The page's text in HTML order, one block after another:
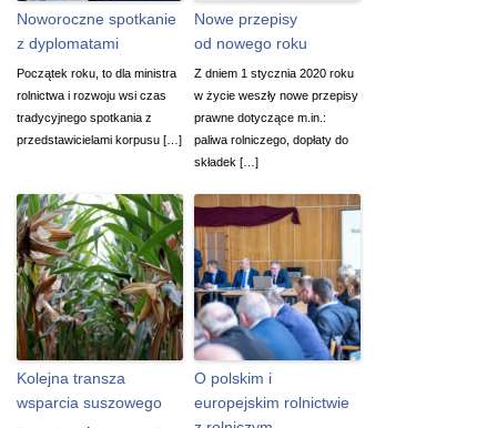
Noworoczne spotkanie
z dyplomatami
Początek roku, to dla ministra
rolnictwa i rozwoju wsi czas
tradycyjnego spotkania z
przedstawicielami korpusu […]
Nowe przepisy
od nowego roku
Z dniem 1 stycznia 2020 roku
w życie weszły nowe przepisy
prawne dotyczące m.in.:
paliwa rolniczego, dopłaty do
składek […]
Kolejna transza
wsparcia suszowego
O polskim i
europejskim rolnictwie